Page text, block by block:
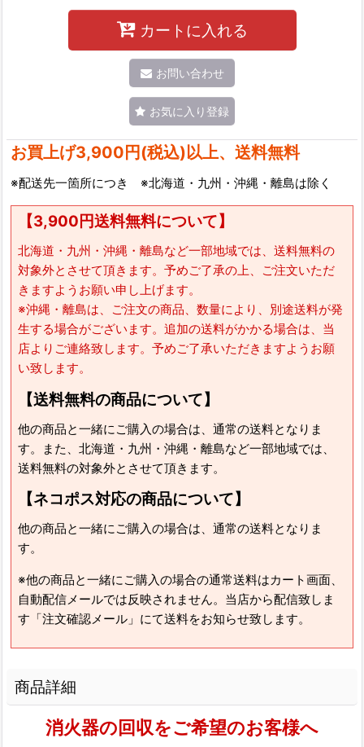
カートに入れる
お問い合わせ
お気に入り登録
お買上げ3,900円(税込)以上、送料無料
※配送先一箇所につき ※北海道・九州・沖縄・離島は除く
【3,900円送料無料について】
北海道・九州・沖縄・離島など一部地域では、送料無料の
対象外とさせて頂きます。予めご了承の上、ご注文いただ
きますようお願い申し上げます。
※沖縄・離島は、ご注文の商品、数量により、別途送料が発
生する場合がございます。追加の送料がかかる場合は、当
店よりご連絡致します。予めご了承いただきますようお願
い致します。
【送料無料の商品について】
他の商品と一緒にご購入の場合は、通常の送料となりま
す。また、北海道・九州・沖縄・離島など一部地域では、
送料無料の対象外とさせて頂きます。
【ネコポス対応の商品について】
他の商品と一緒にご購入の場合は、通常の送料となりま
す。
※他の商品と一緒にご購入の場合の通常送料はカート画面、
自動配信メールでは反映されません。当店から配信致しま
す「注文確認メール」にて送料をお知らせ致します。
商品詳細
消火器の回収をご希望のお客様へ